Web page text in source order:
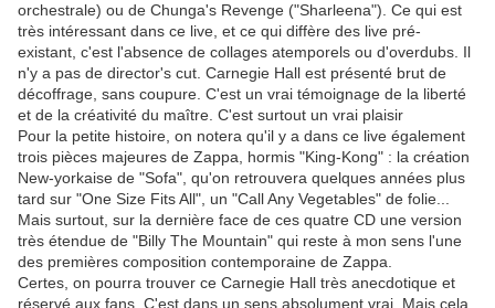
orchestrale) ou de Chunga's Revenge ("Sharleena"). Ce qui est
très intéressant dans ce live, et ce qui diffère des live pré-
existant, c'est l'absence de collages atemporels ou d'overdubs. Il
n'y a pas de director's cut. Carnegie Hall est présenté brut de
décoffrage, sans coupure. C'est un vrai témoignage de la liberté
et de la créativité du maître. C'est surtout un vrai plaisir
Pour la petite histoire, on notera qu'il y a dans ce live également
trois pièces majeures de Zappa, hormis "King-Kong" : la création
New-yorkaise de "Sofa", qu'on retrouvera quelques années plus
tard sur "One Size Fits All", un "Call Any Vegetables" de folie...
Mais surtout, sur la dernière face de ces quatre CD une version
très étendue de "Billy The Mountain" qui reste à mon sens l'une
des premières composition contemporaine de Zappa.
Certes, on pourra trouver ce Carnegie Hall très anecdotique et
réservé aux fans. C'est dans un sens absolument vrai. Mais cela